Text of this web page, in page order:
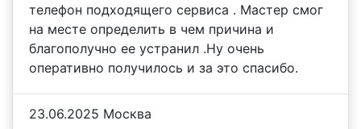
телефон подходящего сервиса . Мастер смог
на месте определить в чем причина и
благополучно ее устранил .Ну очень
оперативно получилось и за это спасибо.
23.06.2025 Москва